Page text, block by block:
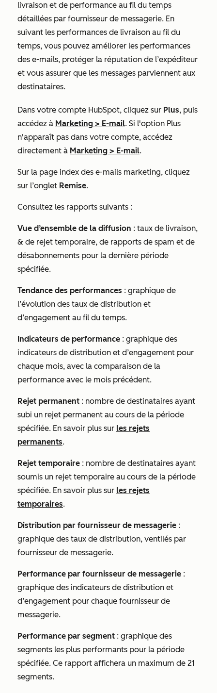
livraison et de performance au fil du temps
détaillées par fournisseur de messagerie. En
suivant les performances de livraison au fil du
temps, vous pouvez améliorer les performances
des e-mails, protéger la réputation de l’expéditeur
et vous assurer que les messages parviennent aux
destinataires.
Dans votre compte HubSpot, cliquez sur Plus, puis
accédez à Marketing > E-mail. Si l'option Plus
n'apparaît pas dans votre compte, accédez
directement à Marketing > E-mail.
Sur la page index des e-mails marketing, cliquez
sur l’onglet Remise.
Consultez les rapports suivants :
Vue d’ensemble de la diffusion : taux de livraison,
& de rejet temporaire, de rapports de spam et de
désabonnements pour la dernière période
spécifiée.
Tendance des performances : graphique de
l’évolution des taux de distribution et
d’engagement au fil du temps.
Indicateurs de performance : graphique des
indicateurs de distribution et d’engagement pour
chaque mois, avec la comparaison de la
performance avec le mois précédent.
Rejet permanent : nombre de destinataires ayant
subi un rejet permanent au cours de la période
spécifiée. En savoir plus sur les rejets
permanents.
Rejet temporaire : nombre de destinataires ayant
soumis un rejet temporaire au cours de la période
spécifiée. En savoir plus sur les rejets
temporaires.
Distribution par fournisseur de messagerie :
graphique des taux de distribution, ventilés par
fournisseur de messagerie.
Performance par fournisseur de messagerie :
graphique des indicateurs de distribution et
d’engagement pour chaque fournisseur de
messagerie.
Performance par segment : graphique des
segments les plus performants pour la période
spécifiée. Ce rapport affichera un maximum de 21
segments.